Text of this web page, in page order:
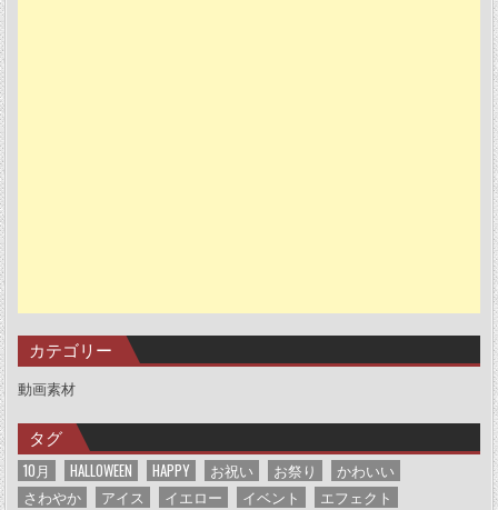
カテゴリー
動画素材
タグ
10月 HALLOWEEN HAPPY お祝い お祭り
かわいい
さわやか
アイス イエロー イベント
エフェクト